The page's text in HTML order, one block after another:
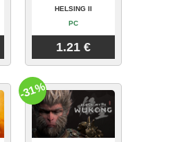
HELSING II
PC
1.21 €
-31%